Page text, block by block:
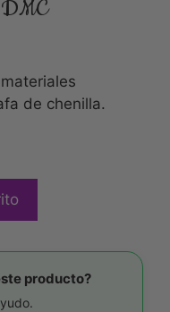
de chenilla.
producto?